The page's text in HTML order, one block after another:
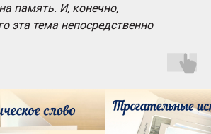
память. И, конечно,
эта тема непосредственно